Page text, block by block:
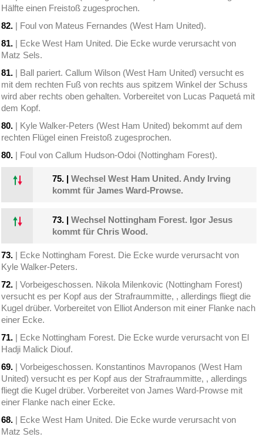
Hälfte einen Freistoß zugesprochen.
82. | Foul von Mateus Fernandes (West Ham United).
81. | Ecke West Ham United. Die Ecke wurde verursacht von
Matz Sels.
81. | Ball pariert. Callum Wilson (West Ham United) versucht es
mit dem rechten Fuß von rechts aus spitzem Winkel der Schuss
wird aber rechts oben gehalten. Vorbereitet von Lucas Paquetá mit
dem Kopf.
80. | Kyle Walker-Peters (West Ham United) bekommt auf dem
rechten Flügel einen Freistoß zugesprochen.
80. | Foul von Callum Hudson-Odoi (Nottingham Forest).
75. |Wechsel West Ham United. Andy Irving
kommt für James Ward-Prowse.
73. |Wechsel Nottingham Forest. Igor Jesus
kommt für Chris Wood.
73. | Ecke Nottingham Forest. Die Ecke wurde verursacht von
Kyle Walker-Peters.
72. | Vorbeigeschossen. Nikola Milenkovic (Nottingham Forest)
versucht es per Kopf aus der Strafraummitte, , allerdings fliegt die
Kugel drüber. Vorbereitet von Elliot Anderson mit einer Flanke nach
einer Ecke.
71. | Ecke Nottingham Forest. Die Ecke wurde verursacht von El
Hadji Malick Diouf.
69. | Vorbeigeschossen. Konstantinos Mavropanos (West Ham
United) versucht es per Kopf aus der Strafraummitte, , allerdings
fliegt die Kugel drüber. Vorbereitet von James Ward-Prowse mit
einer Flanke nach einer Ecke.
68. | Ecke West Ham United. Die Ecke wurde verursacht von
Matz Sels.